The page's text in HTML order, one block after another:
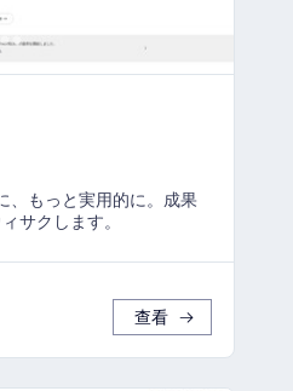
、もっと実用的に。成果
サクします。
查看